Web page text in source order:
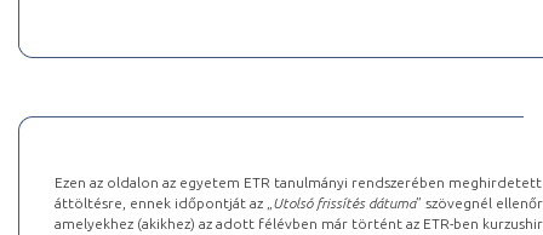
Ezen az oldalon az egyetem ETR tanulmányi rendszerében
áttöltésre, ennek időpontját az „ Utolsó frissítés dátuma” szövegnél
amelyekhez (akikhez) az adott félévben már történt az ETR-ben